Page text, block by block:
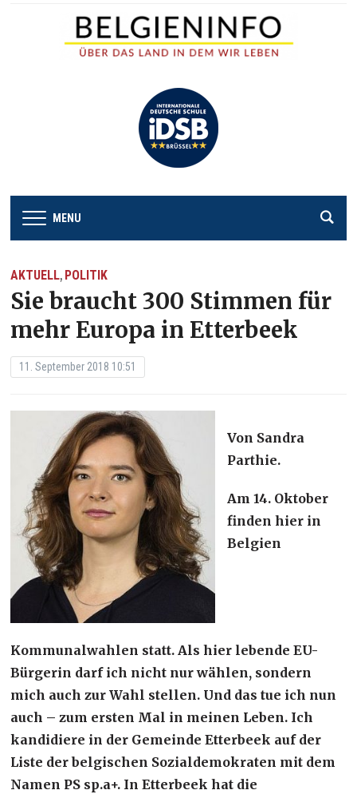
MENU
AKTUELL, POLITIK
Sie braucht 300 Stimmen für
mehr Europa in Etterbeek
11. September 2018 10:51
Von Sandra
Parthie.
Am 14. Oktober
finden hier in
Belgien
Kommunalwahlen statt. Als hier lebende EU-
Bürgerin darf ich nicht nur wählen, sondern
mich auch zur Wahl stellen. Und das tue ich nun
auch – zum ersten Mal in meinen Leben. Ich
kandidiere in der Gemeinde Etterbeek auf der
Liste der belgischen Sozialdemokraten mit dem
Namen PS sp.a+. In Etterbeek hat die